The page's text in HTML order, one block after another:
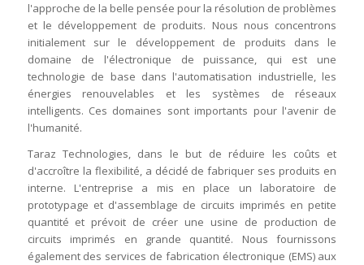
l'approche de la belle pensée pour la résolution de problèmes
et le développement de produits. Nous nous concentrons
initialement sur le développement de produits dans le
domaine de l'électronique de puissance, qui est une
technologie de base dans l'automatisation industrielle, les
énergies renouvelables et les systèmes de réseaux
intelligents. Ces domaines sont importants pour l'avenir de
l'humanité.
Taraz Technologies, dans le but de réduire les coûts et
d'accroître la flexibilité, a décidé de fabriquer ses produits en
interne. L'entreprise a mis en place un laboratoire de
prototypage et d'assemblage de circuits imprimés en petite
quantité et prévoit de créer une usine de production de
circuits imprimés en grande quantité. Nous fournissons
également des services de fabrication électronique (EMS) aux